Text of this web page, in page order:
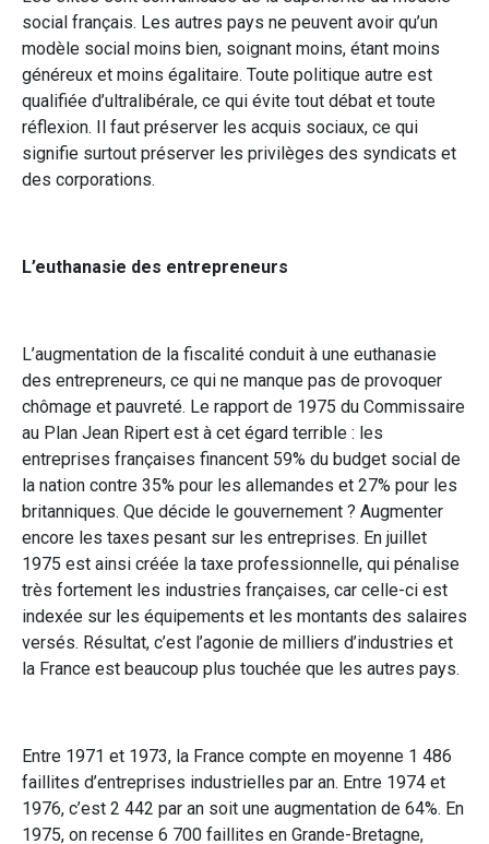
social français. Les autres pays ne peuvent avoir qu’un
modèle social moins bien, soignant moins, étant moins
généreux et moins égalitaire. Toute politique autre est
qualifiée d’ultralibérale, ce qui évite tout débat et toute
réflexion. Il faut préserver les acquis sociaux, ce qui
signifie surtout préserver les privilèges des syndicats et
des corporations.
L’euthanasie des entrepreneurs
L’augmentation de la fiscalité conduit à une euthanasie
des entrepreneurs, ce qui ne manque pas de provoquer
chômage et pauvreté. Le rapport de 1975 du Commissaire
au Plan Jean Ripert est à cet égard terrible : les
entreprises françaises financent 59% du budget social de
la nation contre 35% pour les allemandes et 27% pour les
britanniques. Que décide le gouvernement ? Augmenter
encore les taxes pesant sur les entreprises. En juillet
1975 est ainsi créée la taxe professionnelle, qui pénalise
très fortement les industries françaises, car celle-ci est
indexée sur les équipements et les montants des salaires
versés. Résultat, c’est l’agonie de milliers d’industries et
la France est beaucoup plus touchée que les autres pays.
Entre 1971 et 1973, la France compte en moyenne 1 486
faillites d’entreprises industrielles par an. Entre 1974 et
1976, c’est 2 442 par an soit une augmentation de 64%. En
1975, on recense 6 700 faillites en Grande-Bretagne,